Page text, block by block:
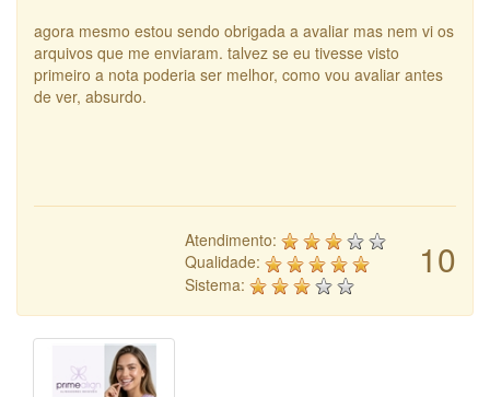
agora mesmo estou sendo obrigada a avaliar mas nem vi os
arquivos que me enviaram. talvez se eu tivesse visto
primeiro a nota poderia ser melhor, como vou avaliar antes
de ver, absurdo.
10
Atendimento:
Qualidade:
Sistema: